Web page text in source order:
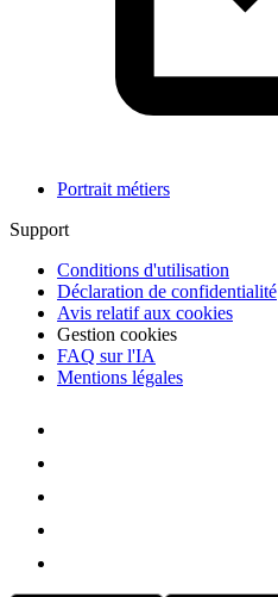
Portrait métiers
Support
Conditions d'utilisation
Déclaration de confidentialité
Avis relatif aux cookies
Gestion cookies
FAQ sur l'IA
Mentions légales